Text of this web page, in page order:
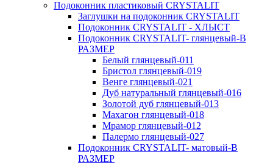
Подоконник пластиковый CRYSTALIT
Заглушки на подоконник CRYSTALIT
Подоконник CRYSTALIT - ХЛЫСТ
Подоконник CRYSTALIT- глянцевый-В
РАЗМЕР
Белый глянцевый-011
Бристол глянцевый-019
Венге глянцевый-021
Дуб натуральный глянцевый-016
Золотой дуб глянцевый-013
Махагон глянцевый-018
Мрамор глянцевый-012
Палермо глянцевый-027
Подоконник CRYSTALIT- матовый-В
РАЗМЕР